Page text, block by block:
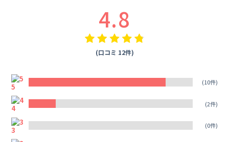
4.8
(口コミ 12件)
5 (10件)
4 (2件)
3 (0件)